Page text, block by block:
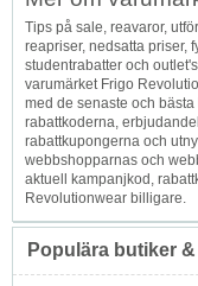
Tips på sale, reavaror,
reapriser, nedsatta priser,
studentrabatter och
varumärket Frigo
med de senaste och
rabattkoderna,
rabattkupongerna och
webbshopparnas och
aktuell kampanjkod,
Revolutionwear billigare.
Populära butiker